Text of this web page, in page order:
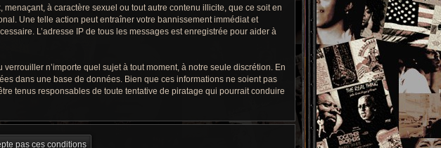
à caractère sexuel ou tout autre contenu illicite, que ce soit en
Une telle action peut entraîner votre bannissement immédiat et
L’adresse IP de tous les messages est enregistrée pour aider à
n’importe quel sujet à tout moment, à notre seule discrétion. En
dans une base de données. Bien que ces informations ne soient pas
tenus responsables de toute tentative de piratage qui pourrait conduire